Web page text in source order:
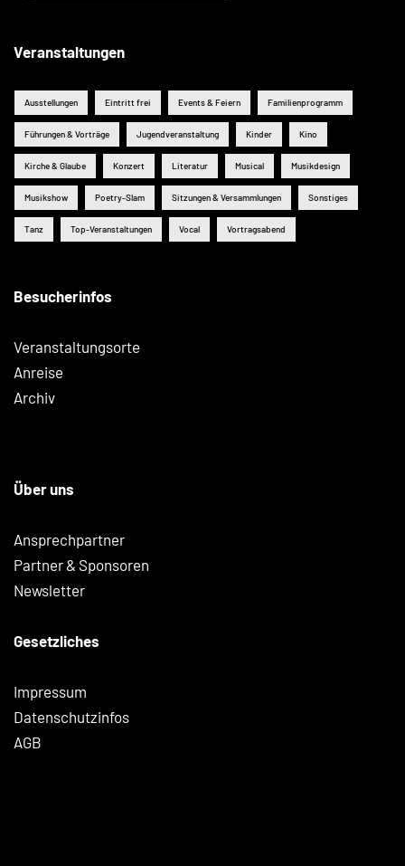
Veranstaltungen
Ausstellungen Eintritt frei Events & Feiern Familienprogramm
Führungen & Vorträge Jugendveranstaltung Kinder Kino
Kirche & Glaube Konzert Literatur Musical Musikdesign
Musikshow Poetry-Slam Sitzungen & Versammlungen Sonstiges
Tanz Top-Veranstaltungen Vocal Vortragsabend
Besucherinfos
Veranstaltungsorte
Anreise
Archiv
Über uns
Ansprechpartner
Partner & Sponsoren
Newsletter
Gesetzliches
Impressum
Datenschutzinfos
AGB